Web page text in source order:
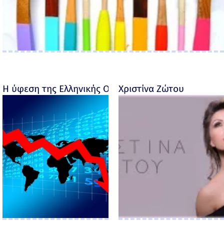
Η ύφεση της Ελληνικής Οικονομίας - Ροσέτος
Χριστίνα Ζώτου